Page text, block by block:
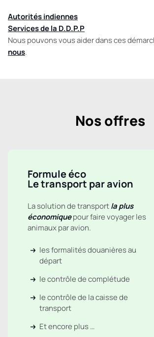
Autorités indiennes
Services de la D.D.P.P
Nous pouvons vous aider dans ces
nous.
Nos offres
Formule éco
Le transport par avion
La solution de transportla plus
économiquepour faire voyager les
animaux par avion.
les formalités douanières au
départ
le contrôle de complétude
le contrôle de la caisse de
transport
Et encore plus …